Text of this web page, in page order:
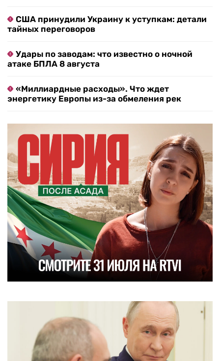
США принудили Украину к уступкам: детали
тайных переговоров
Удары по заводам: что известно о ночной
атаке БПЛА 8 августа
«Миллиардные расходы». Что ждет
энергетику Европы из-за обмеления рек